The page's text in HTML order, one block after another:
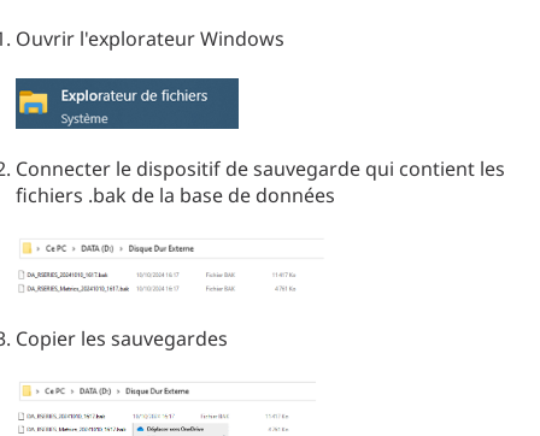
Ouvrir l'explorateur Windows
Connecter le dispositif de sauvegarde qui contient les
fichiers .bak de la base de données
Copier les sauvegardes